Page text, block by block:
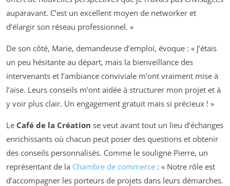
auparavant. C’est un excellent moyen de networker et
d’élargir son réseau professionnel. »
De son côté, Marie, demandeuse d’emploi, évoque : « J’étais
un peu hésitante au départ, mais la bienveillance des
intervenants et l’ambiance conviviale m’ont vraiment mise à
l’aise. Leurs conseils m’ont aidée à structurer mon projet et à
y voir plus clair. Un engagement gratuit mais si précieux ! »
Le Café de la Création se veut avant tout un lieu d’échanges
enrichissants où chacun peut poser des questions et obtenir
des conseils personnalisés. Comme le souligne Pierre, un
représentant de la Chambre de commerce : « Notre rôle est
d’accompagner les porteurs de projets dans leurs démarches.